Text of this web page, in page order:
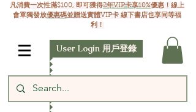
凡消費一次性滿$100, 即可獲得2年VIP卡享10%優惠！線上
會單獨發放優惠碼並贈送實體VIP卡 線下書店也享同等福
利！
User Login 用戶登錄